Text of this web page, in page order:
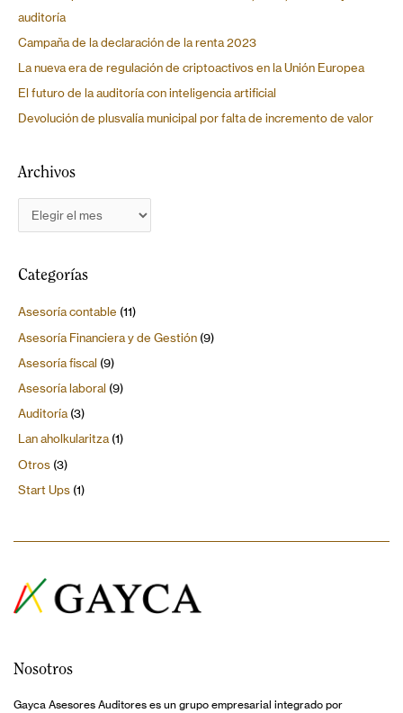
auditoría
Campaña de la declaración de la renta 2023
La nueva era de regulación de criptoactivos en la Unión Europea
El futuro de la auditoría con inteligencia artificial
Devolución de plusvalía municipal por falta de incremento de valor
Archivos
Categorías
Asesoría contable (11)
Asesoría Financiera y de Gestión (9)
Asesoría fiscal (9)
Asesoría laboral (9)
Auditoría(3)
Lan aholkularitza(1)
Otros (3)
Start Ups (1)
Nosotros
Gayca Asesores Auditores es un grupo empresarial integrado por